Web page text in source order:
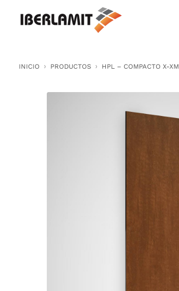
INICIO PRODUCTOS HPL – COMPACTO X-XM